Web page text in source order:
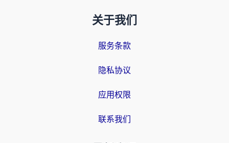
关于我们
服务条款
隐私协议
应用权限
联系我们